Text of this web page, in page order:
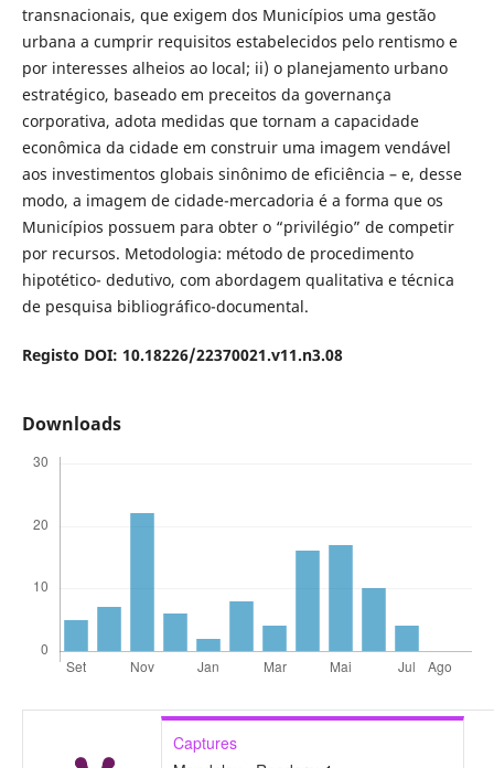
transnacionais, que exigem dos Municípios uma gestão
urbana a cumprir requisitos estabelecidos pelo rentismo e
por interesses alheios ao local; ii) o planejamento urbano
estratégico, baseado em preceitos da governança
corporativa, adota medidas que tornam a capacidade
econômica da cidade em construir uma imagem vendável
aos investimentos globais sinônimo de eficiência – e, desse
modo, a imagem de cidade-mercadoria é a forma que os
Municípios possuem para obter o “privilégio” de competir
por recursos. Metodologia: método de procedimento
hipotético- dedutivo, com abordagem qualitativa e técnica
de pesquisa bibliográfico-documental.
Registo DOI: 10.18226/22370021.v11.n3.08
Downloads
Captures